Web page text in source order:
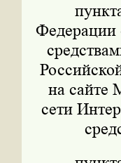
Федерации
на сайте
сети